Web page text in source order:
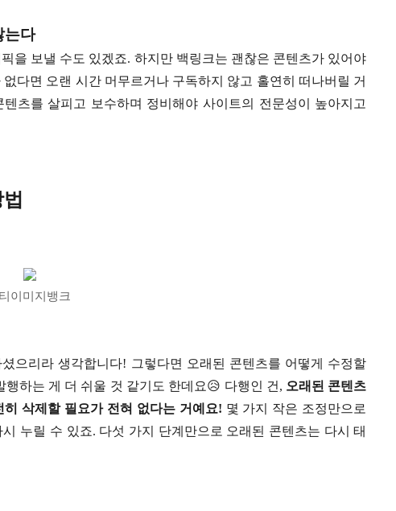
는다
을 보낼 수도 있겠죠. 하지만 백링크는 괜찮은 콘텐츠가 있어야
다면 오랜 시간 머무르거나 구독하지 않고 홀연히 떠나버릴 거
츠를 살피고 보수하며 정비해야 사이트의 전문성이 높아지고
이미지뱅크
으리라 생각합니다! 그렇다면 오래된 콘텐츠를 어떻게 수정할
하는 게 더 쉬울 것 같기도 한데요😥 다행인 건, 오래된 콘텐츠
삭제할 필요가 전혀 없다는 거예요! 몇 가지 작은 조정만으로
누릴 수 있죠. 다섯 가지 단계만으로 오래된 콘텐츠는 다시 태